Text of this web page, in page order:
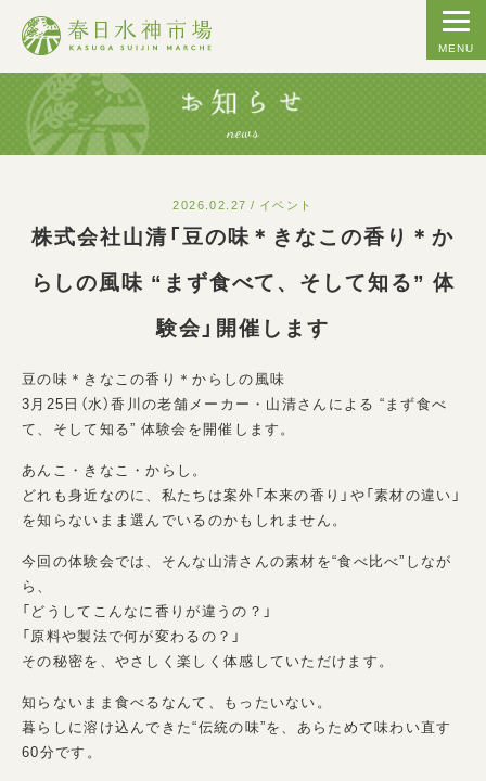
MENU
news
2026.02.27 / イベント
株式会社山清「豆の味＊きなこの香り＊か
らしの風味 “まず食べて、そして知る” 体
験会」開催します
豆の味＊きなこの香り＊からしの風味
3月25日（水）香川の老舗メーカー・山清さんによる “まず食べ
て、そして知る” 体験会を開催します。
あんこ・きなこ・からし。
どれも身近なのに、私たちは案外「本来の香り」や「素材の違い」
を知らないまま選んでいるのかもしれません。
今回の体験会では、そんな山清さんの素材を“食べ比べ”しなが
ら、
「どうしてこんなに香りが違うの？」
「原料や製法で何が変わるの？」
その秘密を、やさしく楽しく体感していただけます。
知らないまま食べるなんて、もったいない。
暮らしに溶け込んできた“伝統の味”を、あらためて味わい直す
60分です。